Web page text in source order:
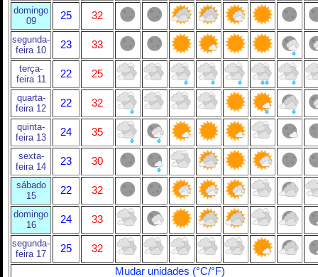
domingo
09
25 32
segunda-
feira 10
23 33
terça-
feira 11
22 25
quarta-
feira 12
22 32
quinta-
feira 13
24 35
sexta-
feira 14
23 30
sábado
15
22 32
domingo
16
24 33
segunda-
feira 17
25
32
Mudar unidades (°C/°F)